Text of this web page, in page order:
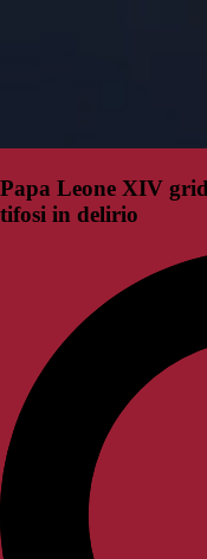
Papa Leone XIV
tifosi in delirio